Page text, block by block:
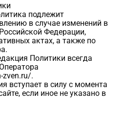
подлежит
в случае изменений в
Федерации,
актах, а также по
Политики всегда
zven.ru/.
вступает в силу с момента
если иное не указано в